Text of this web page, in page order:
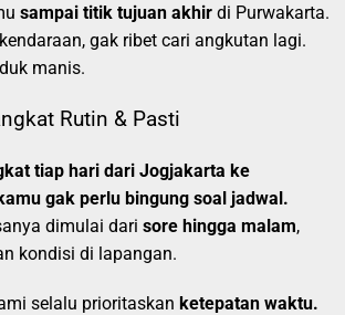
sampai titik tujuan akhir di Purwakarta.
gak ribet cari angkutan lagi.
manis.
Rutin & Pasti
tiap hari dari Jogjakarta ke
gak perlu bingung soal jadwal.
dimulai dari sore hingga malam,
kondisi di lapangan.
selalu prioritaskan ketepatan waktu.